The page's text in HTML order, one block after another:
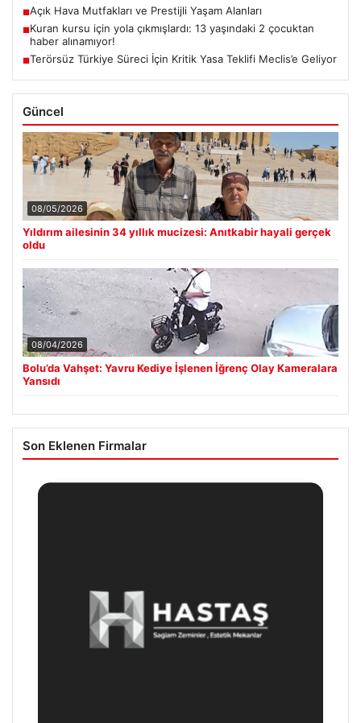
■Açık Hava Mutfakları ve Prestijli Yaşam Alanları
■Kuran kursu için yola çıkmışlardı: 13 yaşındaki 2 çocuktan
haber alınamıyor!
■Terörsüz Türkiye Süreci İçin Kritik Yasa Teklifi Meclis’e Geliyor
Güncel
08/05/2026
Yıldırım ailesinin 34 yıllık mucizesi: Anıtkabir hayali gerçek
oldu
08/04/2026
Bolu’da Vahşet: Yavru Kediye İşlenen İğrenç Olay Kameralara
Yansıdı
Son Eklenen Firmalar